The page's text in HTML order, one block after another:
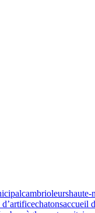
cambrioleurshaute-
chatonsaccueil